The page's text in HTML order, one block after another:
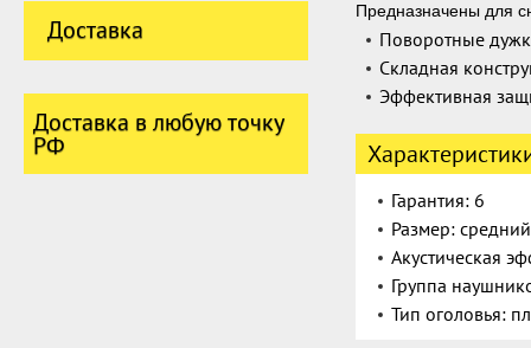
Доставка
Доставка в любую точку
РФ
Предназначены для
Поворотные
Складная
Эффективная
Гарантия: 6
Размер:
Акустическая
Группа
Тип оголовья: